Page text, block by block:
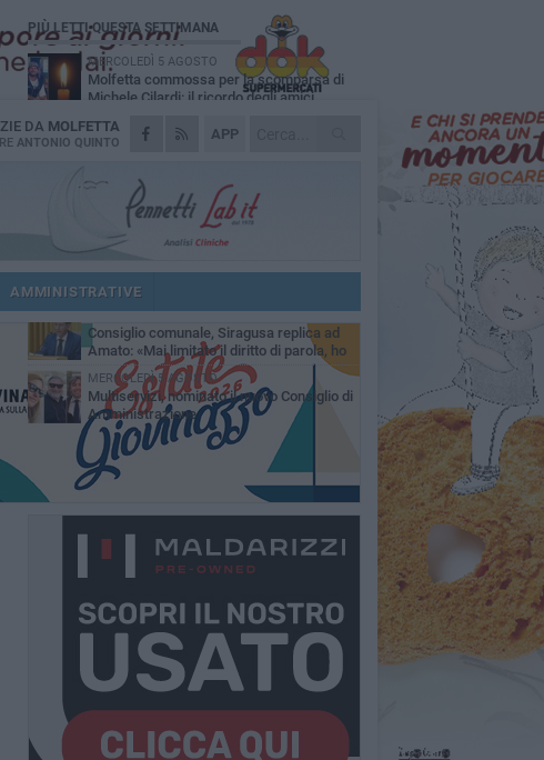
APP
DA MOLFETTA
ANTONIO QUINTO
AMMINISTRATIVE
PIÙ LETTI QUESTA SETTIMANA
MERCOLEDÌ 5 AGOSTO
Molfetta commossa per la scomparsa di
Michele Cilardi: il ricordo degli amici
GIOVEDÌ 6 AGOSTO
Marittimo molfettese muore a bordo di un
SABATO 1 AGOSTO
La MTM Molfetta cerca autisti e
accompagnatori per gli scuolabus:
pubblicato il bando
GIOVEDÌ 6 AGOSTO
Molfetta piange Marta Maria Pisani, ultima
maestra della sartoria molfettese
SABATO 1 AGOSTO
Consiglio comunale, Siragusa replica ad
Amato: «Mai limitato il diritto di parola, ho
fatto rispettare il regolamento»
MERCOLEDÌ 5 AGOSTO
Multiservizi, nominato il nuovo Consiglio di
Amministrazione